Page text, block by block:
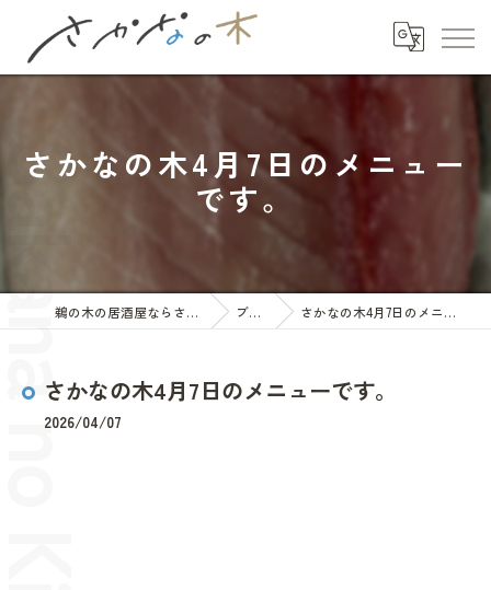
さかなの木4月7日のメニュー
です。
鵜の木の居酒屋ならさかなの木 ブログ さかなの木4月7日のメニューです。
さかなの木4月7日のメニューです。
2026/04/07